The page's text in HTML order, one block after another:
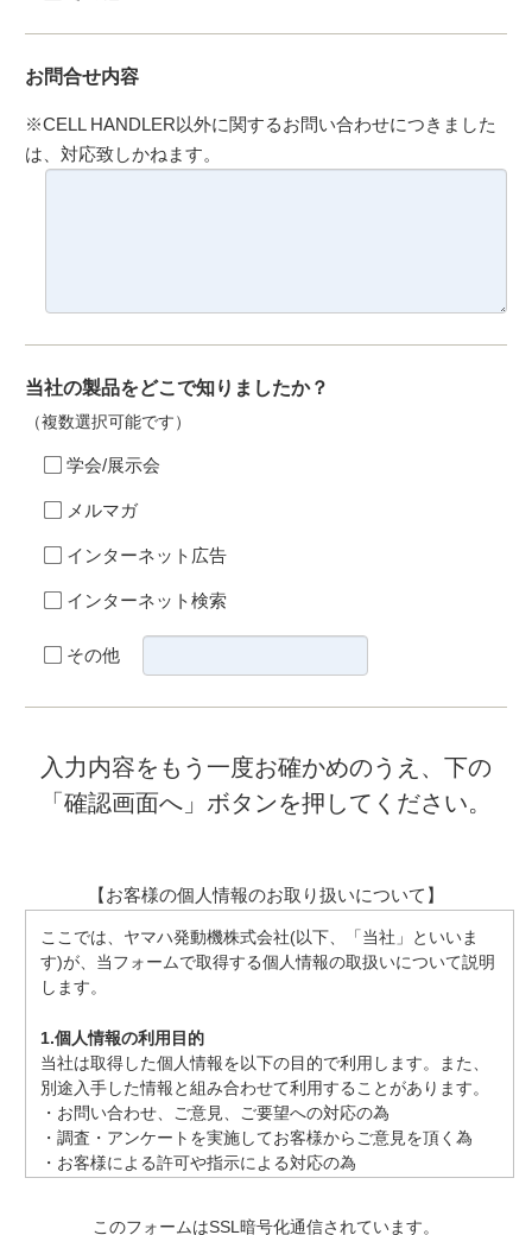
お問合せ内容
※CELL HANDLER以外に関するお問い合わせにつきました
は、対応致しかねます。
当社の製品をどこで知りましたか？
（複数選択可能です）
学会/展示会
メルマガ
インターネット広告
インターネット検索
その他
入力内容をもう一度お確かめのうえ、下の
「確認画面へ」ボタンを押してください。
【お客様の個人情報のお取り扱いについて】
ここでは、ヤマハ発動機株式会社(以下、「当社」といいま
す)が、当フォームで取得する個人情報の取扱いについて説明
します。
1.個人情報の利用目的
当社は取得した個人情報を以下の目的で利用します。また、
別途入手した情報と組み合わせて利用することがあります。
・お問い合わせ、ご意見、ご要望への対応の為
・調査・アンケートを実施してお客様からご意見を頂く為
・お客様による許可や指示による対応の為
このフォームはSSL暗号化通信されています。